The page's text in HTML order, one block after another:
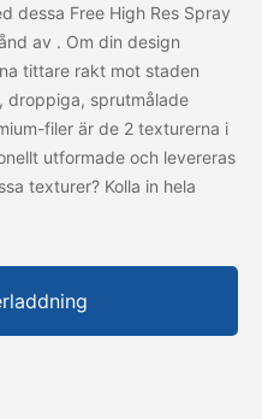
dessa Free High Res Spray
av . Om din design
tittare rakt mot staden
droppiga, sprutmålade
filer är de 2 texturerna i
utformade och levereras
texturer? Kolla in hela